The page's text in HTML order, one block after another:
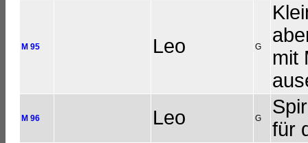
M 95 Leo G
mit
M 96 Leo G
für